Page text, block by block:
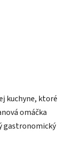
kuchyne, ktoré
omáčka
gastronomický